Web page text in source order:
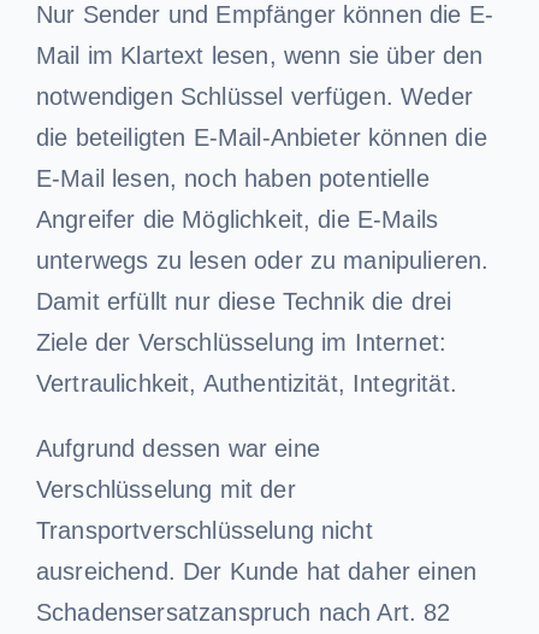
Nur Sender und Empfänger können die E-
Mail im Klartext lesen, wenn sie über den
notwendigen Schlüssel verfügen. Weder
die beteiligten E-Mail-Anbieter können die
E-Mail lesen, noch haben potentielle
Angreifer die Möglichkeit, die E-Mails
unterwegs zu lesen oder zu manipulieren.
Damit erfüllt nur diese Technik die drei
Ziele der Verschlüsselung im Internet:
Vertraulichkeit, Authentizität, Integrität.
Aufgrund dessen war eine
Verschlüsselung mit der
Transportverschlüsselung nicht
ausreichend. Der Kunde hat daher einen
Schadensersatzanspruch nach Art. 82